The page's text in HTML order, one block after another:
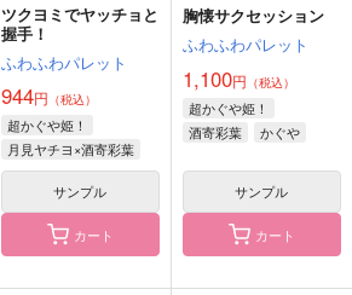
ツクヨミでヤッチョと
握手！
ふわふわパレット
944円 （税込）
超かぐや姫！
月見ヤチヨ×酒寄彩葉
サンプル
カート
胸懐サクセッション
ふわふわパレット
1,100円 （税込）
超かぐや姫！
酒寄彩葉
かぐや
サンプル
カート